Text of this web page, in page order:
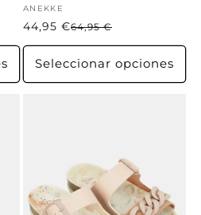
Proveedor:
ANEKKE
habitual
64,95 €
de
oferta
44,95 €
Seleccionar opciones